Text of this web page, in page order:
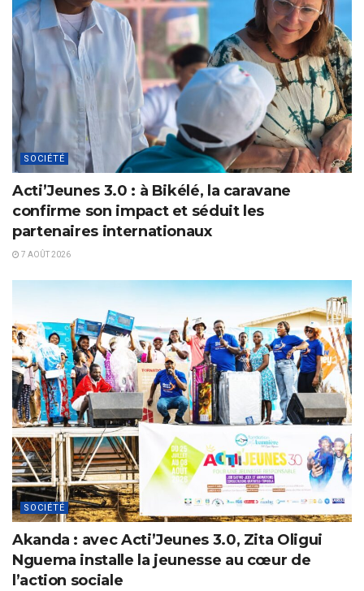
SOCIÉTÉ
Acti’Jeunes 3.0 : à Bikélé, la caravane
confirme son impact et séduit les
partenaires internationaux
7 AOÛT 2026
SOCIÉTÉ
Akanda : avec Acti’Jeunes 3.0, Zita Oligui
Nguema installe la jeunesse au cœur de
l’action sociale